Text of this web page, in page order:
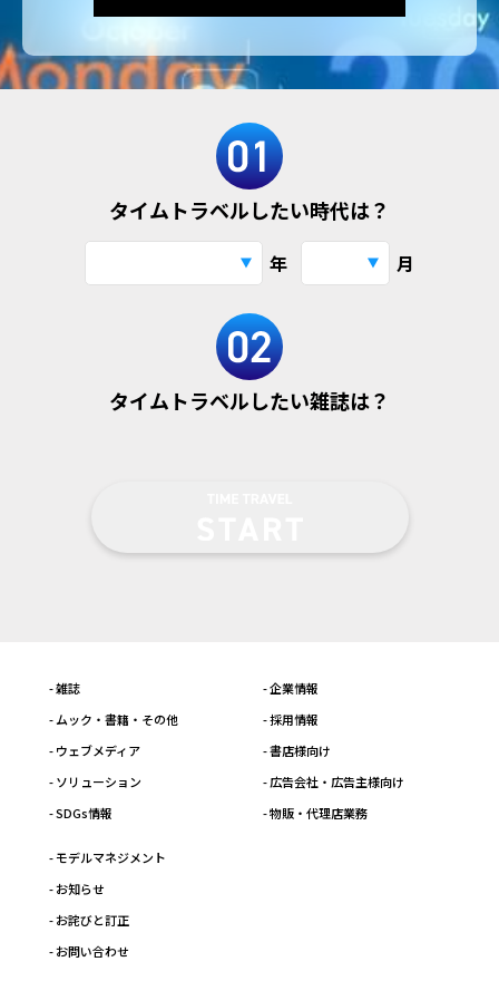
タイムトラベルしたい時代は？
年 月
タイムトラベルしたい雑誌は？
- 雑誌
- ムック・書籍・その他
- ウェブメディア
- ソリューション
- SDGs情報
- 企業情報
- 採用情報
- 書店様向け
- 広告会社・広告主様向け
- 物販・代理店業務
- モデルマネジメント
- お知らせ
- お詫びと訂正
- お問い合わせ